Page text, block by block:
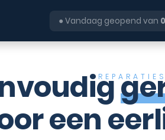
● Vandaag geopend van
REPARATIES
een